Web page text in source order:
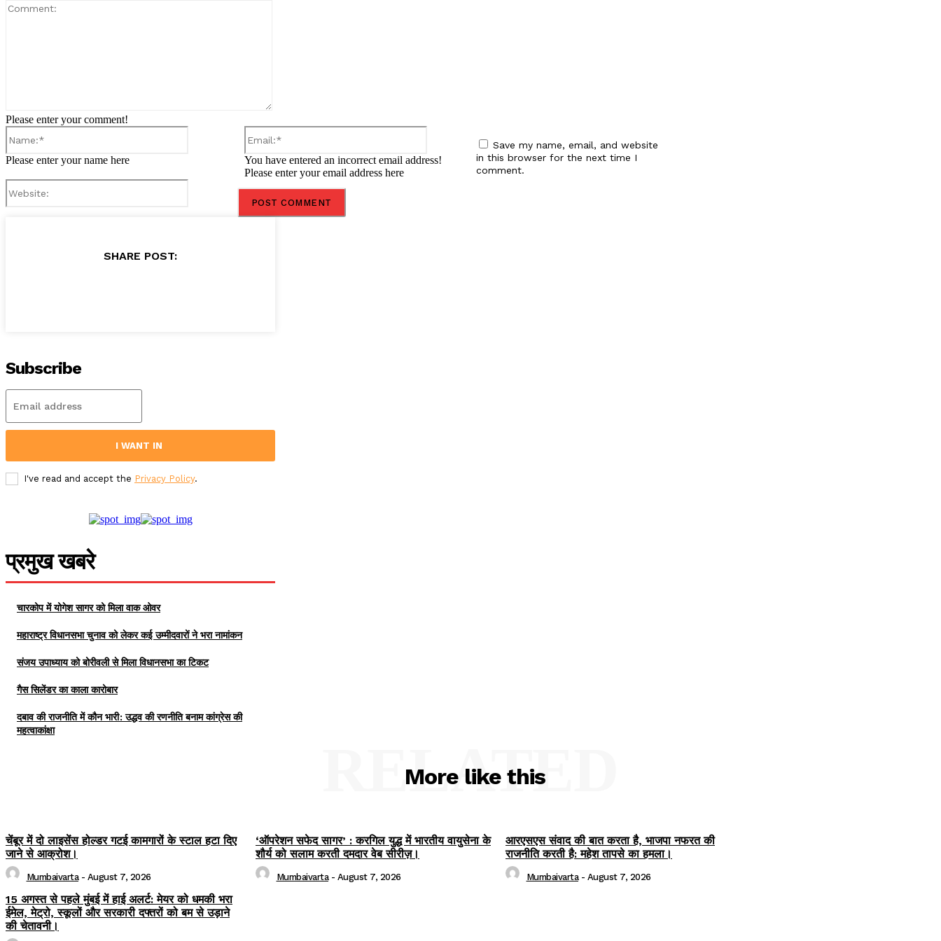
Please enter your comment!
Please enter your name here
Email:*
You have entered an incorrect email address!
Please enter your email address here
Save my name, email, and website
in this browser for the next time I
comment.
SHARE POST:
Subscribe
I WANT IN
I've read and accept the Privacy Policy.
प्रमुख खबरे
चारकोप में योगेश सागर को मिला वाक ओवर
महाराष्ट्र विधानसभा चुनाव को लेकर कई उम्मीदवारों ने भरा नामांकन
संजय उपाध्याय को बोरीवली से मिला विधानसभा का टिकट
गैस सिलेंडर का काला कारोबार
दबाव की राजनीति में कौन भारी: उद्धव की रणनीति बनाम कांग्रेस की
महत्वाकांक्षा
More like this
RELATED
चेंबूर में दो लाइसेंस होल्डर गटई कामगारों के स्टाल हटा दिए
जाने से आक्रोश।
Mumbaivarta - August 7, 2026
‘ऑपरेशन सफेद सागर’ : करगिल युद्ध में भारतीय वायुसेना के
शौर्य को सलाम करती दमदार वेब सीरीज़।
Mumbaivarta - August 7, 2026
आरएसएस संवाद की बात करता है, भाजपा नफरत की
राजनीति करती है: महेश तापसे का हमला।
Mumbaivarta - August 7, 2026
15 अगस्त से पहले मुंबई में हाई अलर्ट: मेयर को धमकी भरा
ईमेल, मेट्रो, स्कूलों और सरकारी दफ्तरों को बम से उड़ाने
की चेतावनी।